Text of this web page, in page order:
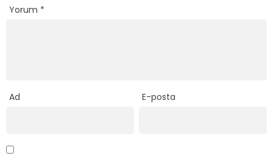
Yorum *
Ad E-posta